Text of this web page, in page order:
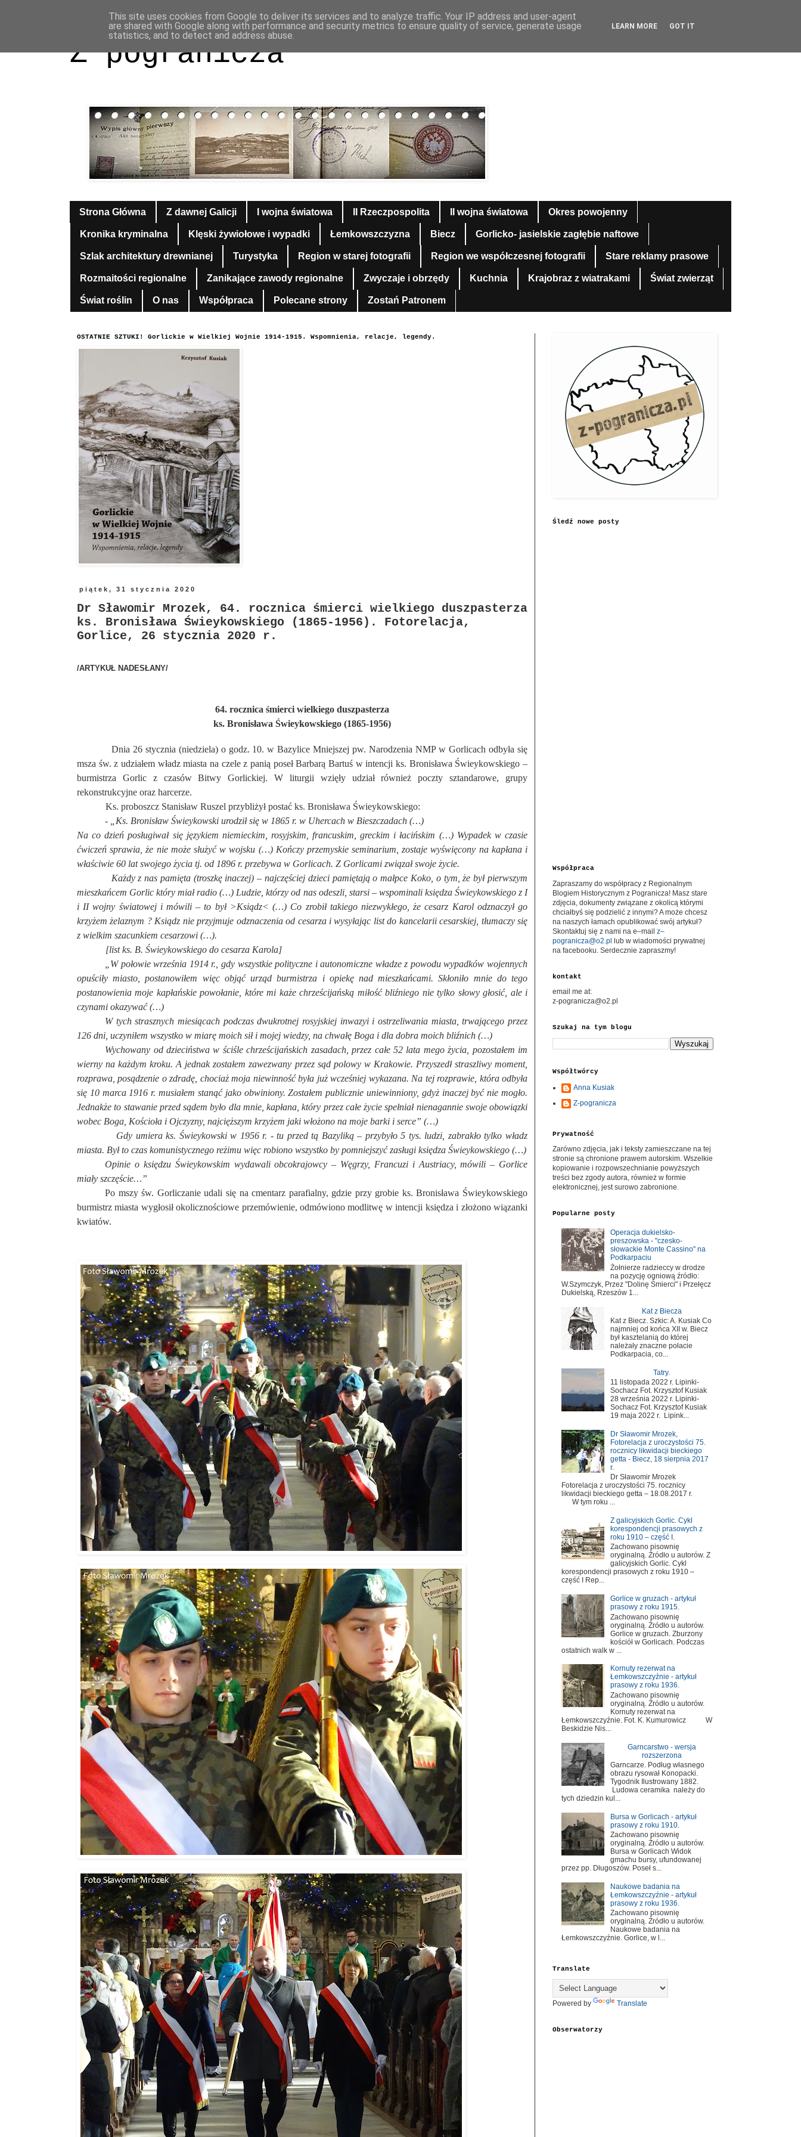
Z pogranicza
Strona Główna Z dawnej Galicji I wojna światowa II Rzeczpospolita II wojna światowa Okres powojenny
Kronika kryminalna Klęski żywiołowe i wypadki Łemkowszczyzna Biecz Gorlicko- jasielskie zagłębie naftowe
Szlak architektury drewnianej Turystyka Region w starej fotografii Region we współczesnej fotografii Stare reklamy prasowe
Rozmaitości regionalne Zanikające zawody regionalne Zwyczaje i obrzędy Kuchnia Krajobraz z wiatrakami Świat zwierząt
Świat roślin O nas Współpraca Polecane strony Zostań Patronem
OSTATNIE SZTUKI! Gorlickie w Wielkiej Wojnie 1914-1915. Wspomnienia, relacje, legendy.
piątek, 31 stycznia 2020
Dr Sławomir Mrozek, 64. rocznica śmierci wielkiego duszpasterza
ks. Bronisława Świeykowskiego (1865-1956). Fotorelacja,
Gorlice, 26 stycznia 2020 r.
/ARTYKUŁ NADESŁANY/
64. rocznica śmierci wielkiego duszpasterza
ks. Bronisława Świeykowskiego (1865-1956)
Dnia 26 stycznia (niedziela) o godz. 10. w Bazylice Mniejszej pw. Narodzenia NMP w Gorlicach odbyła się
msza św. z udziałem władz miasta na czele z panią poseł Barbarą Bartuś w intencji ks. Bronisława Świeykowskiego –
burmistrza Gorlic z czasów Bitwy Gorlickiej. W liturgii wzięły udział również poczty sztandarowe, grupy
rekonstrukcyjne oraz harcerze.
Ks. proboszcz Stanisław Ruszel przybliżył postać ks. Bronisława Świeykowskiego:
- „Ks. Bronisław Świeykowski urodził się w 1865 r. w Uhercach w Bieszczadach (…)
Na co dzień posługiwał się językiem niemieckim, rosyjskim, francuskim, greckim i łacińskim (…) Wypadek w czasie
ćwiczeń sprawia, że nie może służyć w wojsku (…) Kończy przemyskie seminarium, zostaje wyświęcony na kapłana i
właściwie 60 lat swojego życia tj. od 1896 r. przebywa w Gorlicach. Z Gorlicami związał swoje życie.
Każdy z nas pamięta (troszkę inaczej) – najczęściej dzieci pamiętają o małpce Koko, o tym, że był pierwszym
mieszkańcem Gorlic który miał radio (…) Ludzie, którzy od nas odeszli, starsi – wspominali księdza Świeykowskiego z I
i II wojny światowej i mówili – to był >Ksiądz< (…) Co zrobił takiego niezwykłego, że cesarz Karol odznaczył go
krzyżem żelaznym ? Ksiądz nie przyjmuje odznaczenia od cesarza i wysyłając list do kancelarii cesarskiej, tłumaczy się
z wielkim szacunkiem cesarzowi (…).
[list ks. B. Świeykowskiego do cesarza Karola]
„W połowie września 1914 r., gdy wszystkie polityczne i autonomiczne władze z powodu wypadków wojennych
opuściły miasto, postanowiłem więc objąć urząd burmistrza i opiekę nad mieszkańcami. Skłoniło mnie do tego
postanowienia moje kapłańskie powołanie, które mi każe chrześcijańską miłość bliźniego nie tylko słowy głosić, ale i
czynami okazywać (…)
W tych strasznych miesiącach podczas dwukrotnej rosyjskiej inwazyi i ostrzeliwania miasta, trwającego przez
126 dni, uczyniłem wszystko w miarę moich sił i mojej wiedzy, na chwałę Boga i dla dobra moich bliźnich (…)
Wychowany od dzieciństwa w ściśle chrześcijańskich zasadach, przez całe 52 lata mego życia, pozostałem im
wierny na każdym kroku. A jednak zostałem zawezwany przez sąd polowy w Krakowie. Przyszedł straszliwy moment,
rozprawa, posądzenie o zdradę, chociaż moja niewinność była już wcześniej wykazana. Na tej rozprawie, która odbyła
się 10 marca 1916 r. musiałem stanąć jako obwiniony. Zostałem publicznie uniewinniony, gdyż inaczej być nie mogło.
Jednakże to stawanie przed sądem było dla mnie, kapłana, który przez całe życie spełniał nienagannie swoje obowiązki
wobec Boga, Kościoła i Ojczyzny, najcięższym krzyżem jaki włożono na moje barki i serce” (…)
Gdy umiera ks. Świeykowski w 1956 r. - tu przed tą Bazyliką – przybyło 5 tys. ludzi, zabrakło tylko władz
miasta. Był to czas komunistycznego reżimu więc robiono wszystko by pomniejszyć zasługi księdza Świeykowskiego (…)
Opinie o księdzu Świeykowskim wydawali obcokrajowcy – Węgrzy, Francuzi i Austriacy, mówili – Gorlice
miały szczęście…”
Po mszy św. Gorliczanie udali się na cmentarz parafialny, gdzie przy grobie ks. Bronisława Świeykowskiego
burmistrz miasta wygłosił okolicznościowe przemówienie, odmówiono modlitwę w intencji księdza i złożono wiązanki
kwiatów.
Śledź nowe posty
Współpraca
Zapraszamy do współpracy z Regionalnym
Blogiem Historycznym z Pogranicza! Masz stare
zdjęcia, dokumenty związane z okolicą którymi
chciałbyś się podzielić z innymi? A może chcesz
na naszych łamach opublikować swój artykuł?
Skontaktuj się z nami na e–mail z–
pogranicza@o2.pl
lub w wiadomości prywatnej
na facebooku. Serdecznie zapraszmy!
kontakt
email me at:
z-pogranicza@o2.pl
Szukaj na tym blogu
Współtwórcy
Anna Kusiak
Z-pogranicza
Prywatność
Zarówno zdjęcia, jak i teksty zamieszczane na tej
stronie są chronione prawem autorskim. Wszelkie
kopiowanie i rozpowszechnianie powyższych
treści bez zgody autora, również w formie
elektronicznej, jest surowo zabronione.
Popularne posty
Operacja dukielsko-
preszowska - "czesko-
słowackie Monte Cassino" na
Podkarpaciu
Żołnierze radzieccy w drodze
na pozycję ogniową źródło:
W.Szymczyk, Przez "Dolinę Śmierci" i Przełęcz
Dukielską, Rzeszów 1...
Kat z Biecza
Kat z Biecz. Szkic: A. Kusiak Co
najmniej od końca XII w. Biecz
był kasztelanią do której
należały znaczne połacie
Podkarpacia, co...
Tatry.
11 listopada 2022 r. Lipinki-
Sochacz Fot. Krzysztof Kusiak
28 września 2022 r. Lipinki-
Sochacz Fot. Krzysztof Kusiak
19 maja 2022 r. Lipink...
Dr Sławomir Mrozek,
Fotorelacja z uroczystości 75.
rocznicy likwidacji bieckiego
getta - Biecz, 18 sierpnia 2017
r.
Dr Sławomir Mrozek
Fotorelacja z uroczystości 75. rocznicy
likwidacji bieckiego getta – 18.08.2017 r.
W tym roku ...
Z galicyjskich Gorlic. Cykl
korespondencji prasowych z
roku 1910 – część I.
Zachowano pisownię
oryginalną. Źródło u autorów. Z
galicyjskich Gorlic. Cykl
korespondencji prasowych z roku 1910 –
część I Rep...
Gorlice w gruzach - artykuł
prasowy z roku 1915.
Zachowano pisownię
oryginalną. Źródło u autorów.
Gorlice w gruzach. Zburzony
kościół w Gorlicach. Podczas
ostatnich walk w ...
Kornuty rezerwat na
Łemkowszczyźnie - artykuł
prasowy z roku 1936.
Zachowano pisownię
oryginalną. Źródło u autorów.
Kornuty rezerwat na
Łemkowszczyźnie. Fot. K. Kumurowicz W
Beskidzie Nis...
Garncarstwo - wersja
rozszerzona
Garncarze. Podług własnego
obrazu rysował Konopacki.
Tygodnik Ilustrowany 1882.
Ludowa ceramika należy do
tych dziedzin kul...
Bursa w Gorlicach - artykuł
prasowy z roku 1910.
Zachowano pisownię
oryginalną. Źródło u autorów.
Bursa w Gorlicach Widok
gmachu bursy, ufundowanej
przez pp. Długoszów. Poseł s...
Naukowe badania na
Łemkowszczyźnie - artykuł
prasowy z roku 1936.
Zachowano pisownię
oryginalną. Źródło u autorów.
Naukowe badania na
Łemkowszczyźnie. Gorlice, w l...
Translate
Powered by Translate
Obserwatorzy
This site uses cookies from Google to deliver its services and to analyze traffic. Your IP address and user-agent
are shared with Google along with performance and security metrics to ensure quality of service, generate usage
statistics, and to detect and address abuse.
LEARN MORE GOT IT